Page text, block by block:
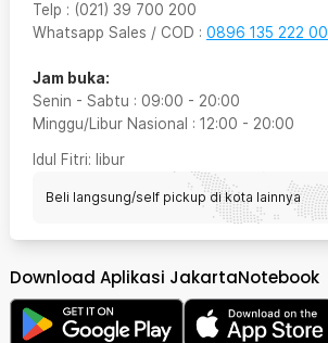
Telp : (021) 39 700 200
Whatsapp Sales / COD : 0896 135 222 00
Jam buka:
Senin - Sabtu : 09:00 - 20:00
Minggu/Libur Nasional : 12:00 - 20:00
Idul Fitri: libur
Beli langsung/self pickup di kota lainnya
Download Aplikasi JakartaNotebook